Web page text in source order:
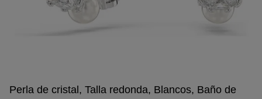
Perla de cristal, Talla redonda, Blancos, Baño de